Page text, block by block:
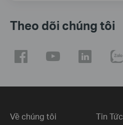
Theo dõi chúng tôi
Về chúng tôi Tin Tức